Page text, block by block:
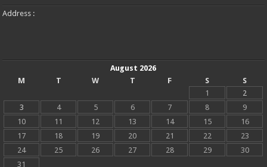
Address :
August 2026
M
T W T F S
S
1
2
3
4 5 6 7 8
9
10
11 12 13 14 15
16
17
18 19 20 21 22
23
24
25 26 27 28 29
30
31